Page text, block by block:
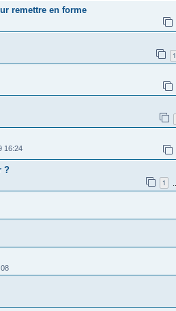
remettre en forme
1
16:24
?
1